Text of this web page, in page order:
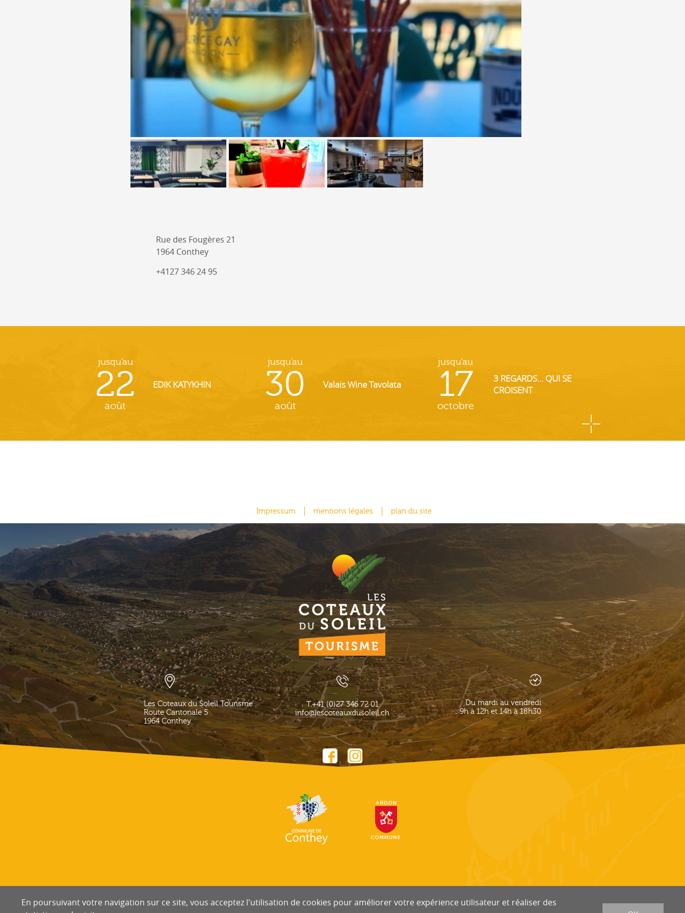
Rue des Fougères 21
1964 Conthey
+4127 346 24 95
jusqu'au
22
août
EDIK KATYKHIN
jusqu'au
30
août
Valais Wine Tavolata
jusqu'au
17
octobre
3 REGARDS... QUI SE
CROISENT
Impressum mentions légales plan du site
Les Coteaux du Soleil Tourisme
Route Cantonale 5
1964 Conthey
T.+41 (0)27 346 72 01
info@lescoteauxdusoleil.ch
Du mardi au vendredi
9h à 12h et 14h à 18h30
En poursuivant votre navigation sur ce site, vous acceptez l'utilisation de cookies pour améliorer votre expérience utilisateur et réaliser des